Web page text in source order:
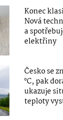
Konec
Nová
a
elektřiny
Česko se
°C, pak
ukazuje
teploty